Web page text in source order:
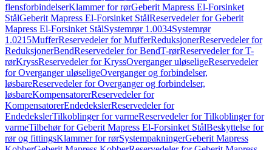
flensforbindelserKlammer for rørGeberit Mapress El-Forsinket
StålGeberit Mapress El-Forsinket StålReservedeler for Geberit
Mapress El-Forsinket StålSystemrør 1.0034Systemrør
1.0215MufferReservedeler for MufferReduksjonerReservedeler for
ReduksjonerBendReservedeler for BendT-rørReservedeler for T-
rørKryssReservedeler for KryssOverganger uløseligeReservedeler
for Overganger uløseligeOverganger og forbindelser,
løsbareReservedeler for Overganger og forbindelser,
løsbareKompensatorerReservedeler for
KompensatorerEndedekslerReservedeler for
EndedekslerTilkoblinger for varmeReservedeler for Tilkoblinger for
varmeTilbehør for Geberit Mapress El-Forsinket StålBeskyttelse for
rør og fittingsKlammer for rørSystempakningerGeberit Mapress